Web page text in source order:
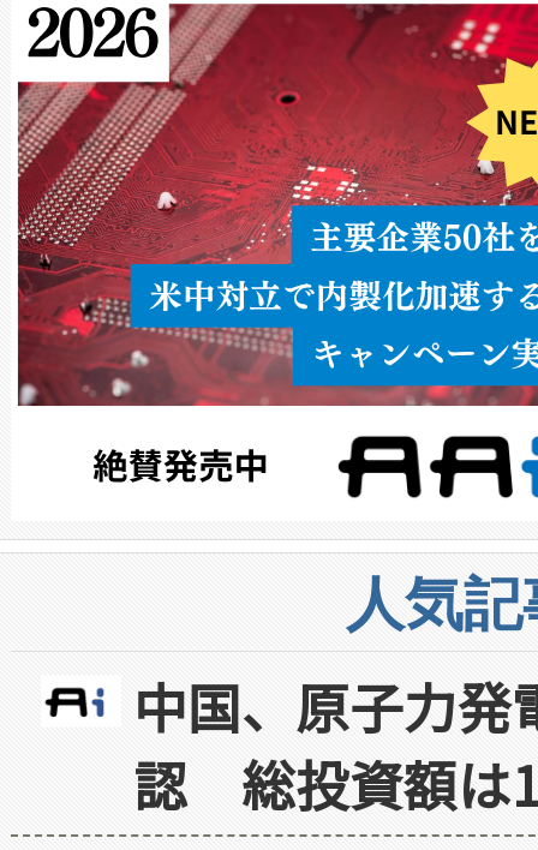
人気
中国、原子力
認 総投資額は